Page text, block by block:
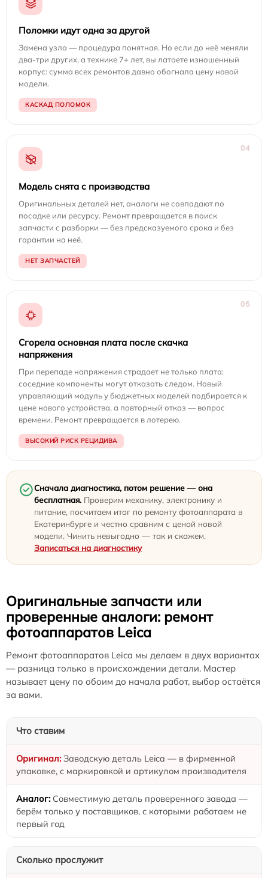
Поломки идут одна за другой
Замена узла — процедура понятная. Но если до неё меняли
два-три других, а технике 7+ лет, вы латаете изношенный
корпус: сумма всех ремонтов давно обогнала цену новой
модели.
КАСКАД ПОЛОМОК
04
Модель снята с производства
Оригинальных деталей нет, аналоги не совпадают по
посадке или ресурсу. Ремонт превращается в поиск
запчасти с разборки — без предсказуемого срока и без
гарантии на неё.
НЕТ ЗАПЧАСТЕЙ
05
Сгорела основная плата после скачка
напряжения
При перепаде напряжения страдает не только плата:
соседние компоненты могут отказать следом. Новый
управляющий модуль у бюджетных моделей подбирается к
цене нового устройства, а повторный отказ — вопрос
времени. Ремонт превращается в лотерею.
ВЫСОКИЙ РИСК РЕЦИДИВА
Сначала диагностика, потом решение — она
бесплатная. Проверим механику, электронику и
питание, посчитаем итог по ремонту фотоаппарата в
Екатеринбурге и честно сравним с ценой новой
модели. Чинить невыгодно — так и скажем.
Записаться на диагностику
Оригинальные запчасти или
проверенные аналоги: ремонт
фотоаппаратов Leica
Ремонт фотоаппаратов Leica мы делаем в двух вариантах
— разница только в происхождении детали. Мастер
называет цену по обоим до начала работ, выбор остаётся
за вами.
Что ставим
Заводскую деталь Leica — в фирменной
упаковке, с маркировкой и артикулом производителя
Совместимую деталь проверенного завода —
берём только у поставщиков, с которыми работаем не
первый год
Сколько прослужит